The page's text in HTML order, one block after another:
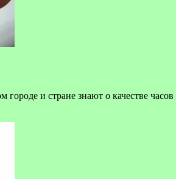
знают о качестве часов